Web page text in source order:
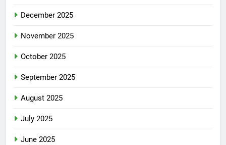
December 2025
November 2025
October 2025
September 2025
August 2025
July 2025
June 2025